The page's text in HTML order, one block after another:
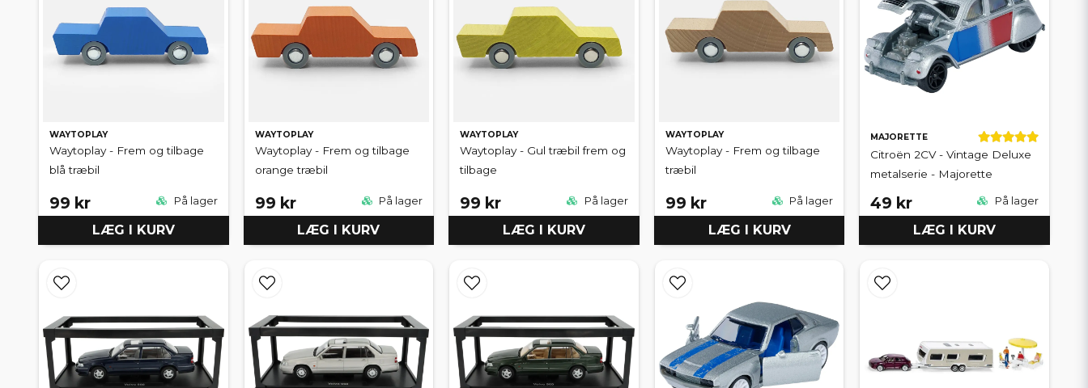
WAYTOPLAY
Waytoplay - Frem og tilbage
blå træbil
99 kr På lager
LÆG I KURV
WAYTOPLAY
Waytoplay - Frem og tilbage
orange træbil
99 kr På lager
LÆG I KURV
WAYTOPLAY
Waytoplay - Gul træbil frem og
tilbage
99 kr På lager
LÆG I KURV
WAYTOPLAY
Waytoplay - Frem og tilbage
træbil
99 kr På lager
LÆG I KURV
MAJORETTE
Citroën 2CV - Vintage Deluxe
metalserie - Majorette
49 kr På lager
LÆG I KURV